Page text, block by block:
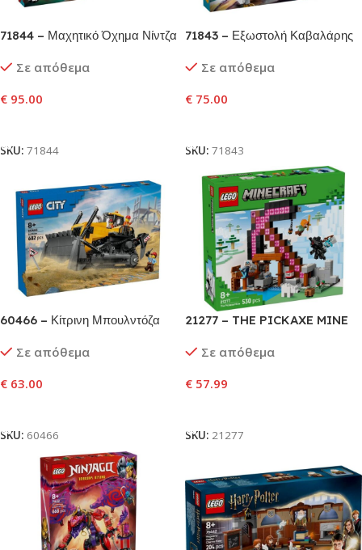
71844 – Μαχητικό Όχημα Νίντζα
Σε απόθεμα
€ 95.00
SKU: 71844
71843 – Εξωστολή Καβαλάρης
Σε απόθεμα
€ 75.00
SKU: 71843
60466 – Κίτρινη Μπουλντόζα
Σε απόθεμα
€ 63.00
SKU: 60466
21277 – THE PICKAXE MINE
Σε απόθεμα
€ 57.99
SKU: 21277